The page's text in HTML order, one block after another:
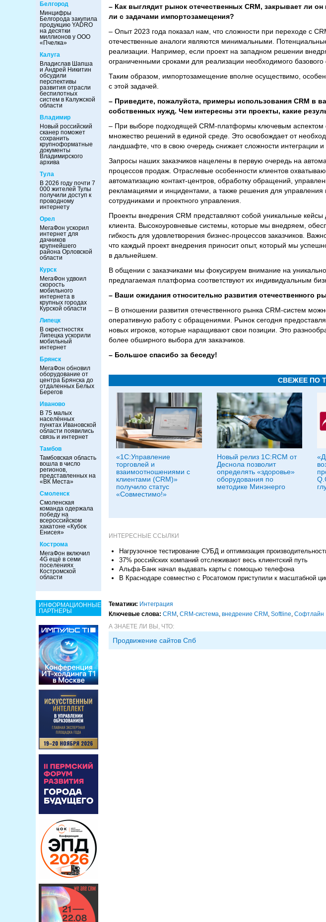
Белгород
Минцифры
Белгорода закупила
продукцию YADRO
на десятки
миллионов у ООО
«Пчелка»
Калуга
Владислав Шапша
и Андрей Никитин
обсудили
перспективы
развития отрасли
беспилотных
систем в Калужской
области
Владимир
Новый российский
сканер поможет
сохранить
крупноформатные
документы
Владимирского
архива
Тула
В 2026 году почти 7
000 жителей Тулы
получили доступ к
проводному
интернету
Орел
МегаФон ускорил
интернет для
дачников
крупнейшего
района Орловской
области
Курск
МегаФон удвоил
скорость
мобильного
интернета в
крупных городах
Курской области
Липецк
В окрестностях
Липецка ускорили
мобильный
интернет
Брянск
МегаФон обновил
оборудование от
центра Брянска до
отдаленных Белых
Берегов
Иваново
В 75 малых
населённых
пунктах Ивановской
области появились
связь и интернет
Тамбов
Тамбовская область
вошла в число
регионов,
представленных на
«ВК Места»
Смоленск
Смоленская
команда одержала
победу на
всероссийском
хакатоне «Кубок
Енисея»
Кострома
МегаФон включил
4G ещё в семи
поселениях
Костромской
области
ИНФОРМАЦИОННЫЕ
ПАРТНЕРЫ
– Как выглядит рынок отечественных CRM, закрывает ли
ли с задачами импортозамещения?
– Опыт 2023 года показал нам, что сложности при переходе с
отечественные аналоги являются минимальными.
реализации. Например, если проект на западном решении
ограниченными сроками для реализации необходимого базового
Таким образом, импортозамещение вполне осуществимо,
с этой задачей.
– Приведите, пожалуйста, примеры использования CRM в
собственных нужд. Чем интересны эти проекты, какие
– При выборе подходящей CRM-платформы ключевым аспектом
множество решений в единой среде. Это освобождает от
ландшафте, что в свою очередь снижает сложности интеграции
Запросы наших заказчиков нацелены в первую очередь на
процессов продаж. Отраслевые особенности клиентов
автоматизацию контакт-центров, обработку обращений,
рекламациями и инцидентами, а также решения для управления
сотрудниками и проектного управления.
Проекты внедрения CRM представляют собой уникальные кейсы
клиента. Высокоуровневые системы, которые мы внедряем,
гибкость для удовлетворения бизнес-процессов заказчиков.
что каждый проект внедрения приносит опыт, который мы
в дальнейшем.
В общении с заказчиками мы фокусируем внимание на
предлагаемая платформа соответствуют их индивидуальным
– Ваши ожидания относительно развития отечественного
– В отношении развития отечественного рынка CRM-систем
оперативную работу с обращениями. Рынок сегодня
новых игроков, которые наращивают свои позиции. Это
более обширного выбора для заказчиков.
– Большое спасибо за беседу!
СВЕЖЕЕ ПО
«1С:Управление
торговлей и
взаимоотношениями с
клиентами (CRM)»
получило статус
«Совместимо!»
Новый релиз 1С:RCM от
Деснола позволит
определять «здоровье»
оборудования по
методике Минэнерго
ИНТЕРЕСНЫЕ ССЫЛКИ
Нагрузочное тестирование СУБД и оптимизация
37% российских компаний отслеживают весь клиентский путь
Альфа-Банк начал выдавать карты с помощью телефона
В Краснодаре совместно с Росатомом приступили к масштабной
Тематики: Интеграция
Ключевые слова: CRM , CRM-система, внедрение CRM , Softline, Софтлайн
А ЗНАЕТЕ ЛИ ВЫ, ЧТО:
Продвижение сайтов Спб